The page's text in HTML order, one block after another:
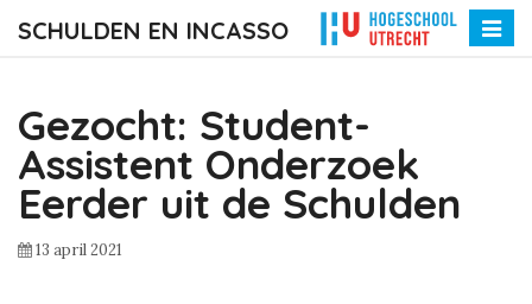
SCHULDEN EN INCASSO
Toggle
Gezocht: Student-
Assistent Onderzoek
Eerder uit de Schulden
13 april 2021